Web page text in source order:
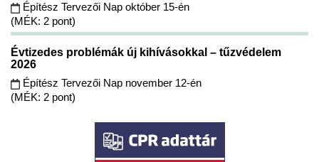
Építész Tervezői Nap október 15-én
(MÉK: 2 pont)
Évtizedes problémák új kihívásokkal – tűzvédelem
2026
Építész Tervezői Nap november 12-én
(MÉK: 2 pont)